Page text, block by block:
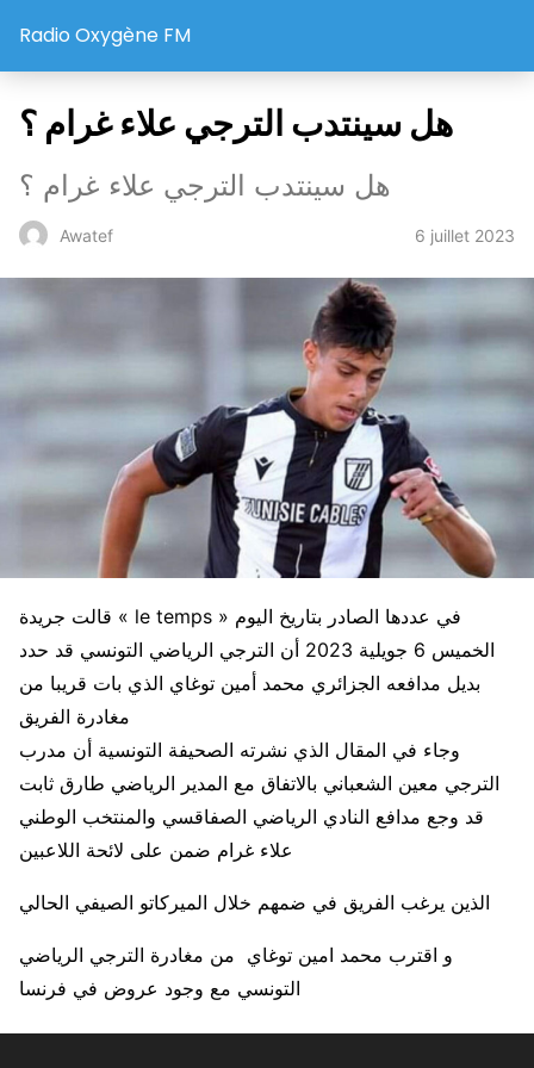
Radio Oxygène FM
هل سينتدب الترجي علاء غرام ؟
هل سينتدب الترجي علاء غرام ؟
Awatef 6 juillet 2023
قالت جريدة « le temps » في عددها الصادر بتاريخ اليوم
الخميس 6 جويلية 2023 أن الترجي الرياضي التونسي قد حدد
بديل مدافعه الجزائري محمد أمين توغاي الذي بات قريبا من
مغادرة الفريق
وجاء في المقال الذي نشرته الصحيفة التونسية أن مدرب
الترجي معين الشعباني بالاتفاق مع المدير الرياضي طارق ثابت
قد وجع مدافع النادي الرياضي الصفاقسي والمنتخب الوطني
علاء غرام ضمن على لائحة اللاعبين
الذين يرغب الفريق في ضمهم خلال الميركاتو الصيفي الحالي
و اقترب محمد امين توغاي من مغادرة الترجي الرياضي
التونسي مع وجود عروض في فرنسا